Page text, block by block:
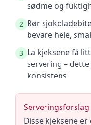
sødme og
2 Rør
bevare hele,
3 La kjeksene få
servering –
konsistens.
Serveringsforslag
Disse kjeksene